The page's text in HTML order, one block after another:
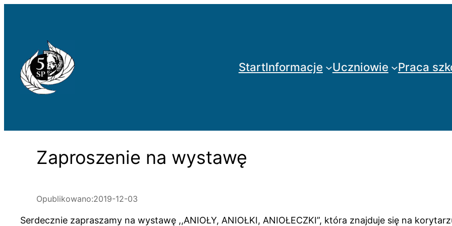
StartInformacje Uczniowie Praca
Zaproszenie na wystawę
Opublikowano:2019-12-03
Serdecznie zapraszamy na wystawę ,,ANIOŁY, ANIOŁKI, ANIOŁECZKI”, która znajduje się na